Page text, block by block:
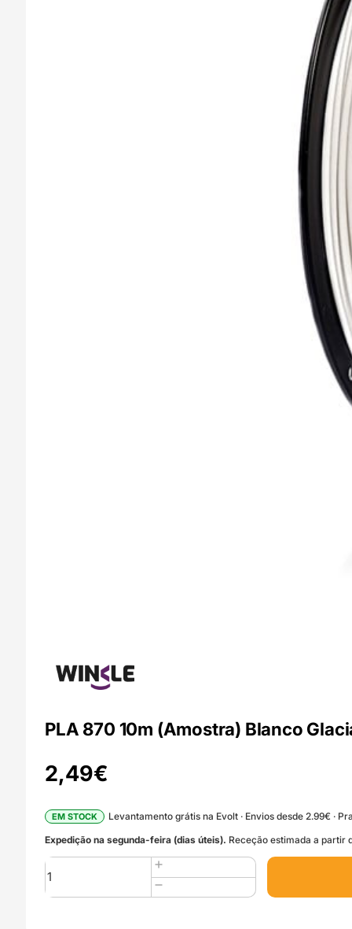
PLA 870 10m (Amostra) Blanco
2,49€
EM STOCK
Levantamento grátis na Evolt · Envios desde 2.99€ ·
Expedição na segunda-feira (dias úteis). Receção estimada a partir
Quantidade
de
PLA